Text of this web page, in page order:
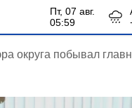
пт, 07 авг.
05:59
округа побывал